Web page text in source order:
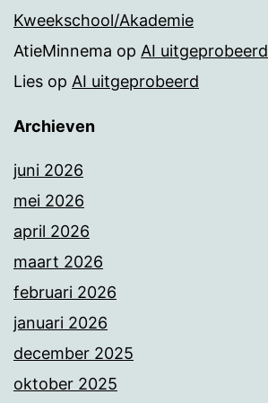
Kweekschool/Akademie
AtieMinnema op AI uitgeprobeerd
Lies op AI uitgeprobeerd
Archieven
juni 2026
mei 2026
april 2026
maart 2026
februari 2026
januari 2026
december 2025
oktober 2025